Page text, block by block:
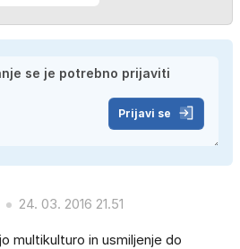
Prijavi se
24. 03. 2016 21.51
multikulturo in usmiljenje do